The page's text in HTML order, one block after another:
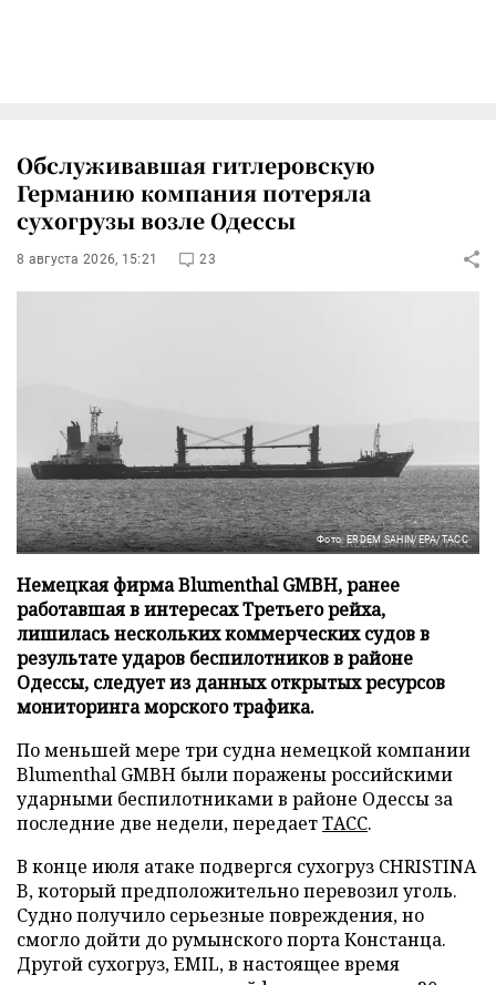
Обслуживавшая гитлеровскую
Германию компания потеряла
сухогрузы возле Одессы
8 августа 2026, 15:21 23
Фото: ERDEM SAHIN/EPA/ТАСС
Немецкая фирма Blumenthal GMBH, ранее
работавшая в интересах Третьего рейха,
лишилась нескольких коммерческих судов в
результате ударов беспилотников в районе
Одессы, следует из данных открытых ресурсов
мониторинга морского трафика.
По меньшей мере три судна немецкой компании
Blumenthal GMBH были поражены российскими
ударными беспилотниками в районе Одессы за
последние две недели, передаетТАСС.
В конце июля атаке подвергся сухогруз CHRISTINA
B, который предположительно перевозил уголь.
Судно получило серьезные повреждения, но
смогло дойти до румынского порта Констанца.
Другой сухогруз, EMIL, в настоящее время